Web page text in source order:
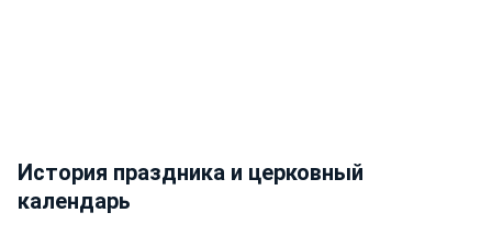
История праздника и церковный
календарь